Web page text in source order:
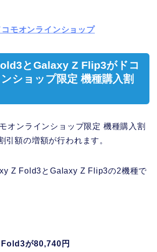
コモオンラインショップ
とGalaxy Z Flip3がドコ
ショップ限定 機種購入割
オンラインショップ限定 機種購入割
引額の増額が行われます。
Z Fold3とGalaxy Z Flip3の2機種で
が80,740円